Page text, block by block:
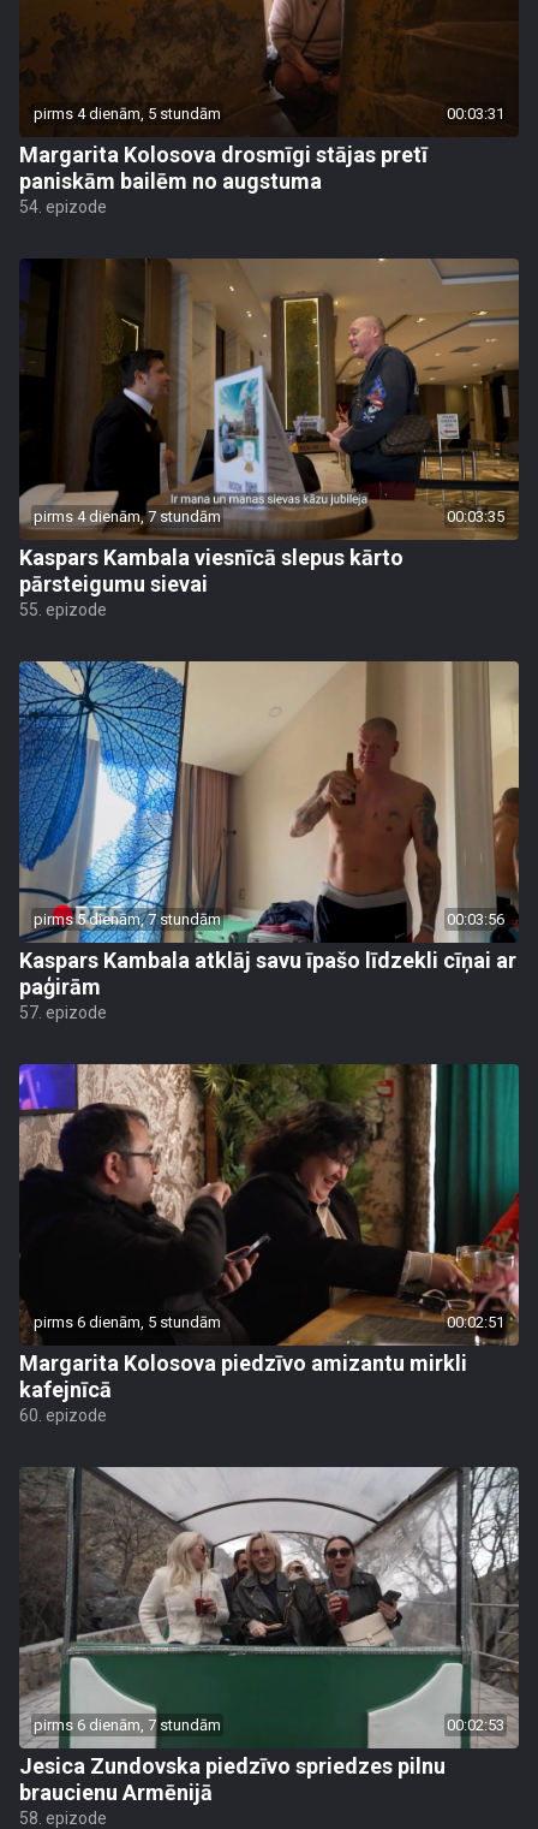
pirms 4 dienām, 5 stundām 00:03:31
Margarita Kolosova drosmīgi stājas pretī
paniskām bailēm no augstuma
54. epizode
pirms 4 dienām, 7 stundām 00:03:35
Kaspars Kambala viesnīcā slepus kārto
pārsteigumu sievai
55. epizode
pirms 5 dienām, 7 stundām 00:03:56
Kaspars Kambala atklāj savu īpašo līdzekli cīņai ar
paģirām
57. epizode
pirms 6 dienām, 5 stundām 00:02:51
Margarita Kolosova piedzīvo amizantu mirkli
kafejnīcā
60. epizode
pirms 6 dienām, 7 stundām 00:02:53
Jesica Zundovska piedzīvo spriedzes pilnu
braucienu Armēnijā
58. epizode